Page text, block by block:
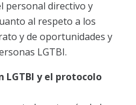
personal directivo y
al respeto a los
y de oportunidades y
LGTBI.
LGTBI y el protocolo